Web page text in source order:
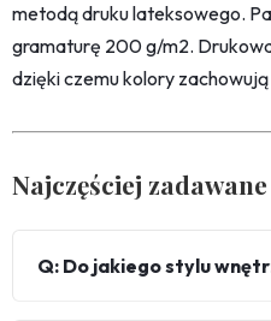
metodą druku lateksowego.
gramaturę 200 g/m2.
dzięki czemu kolory
Najczęściej
Q: Do jakiego stylu